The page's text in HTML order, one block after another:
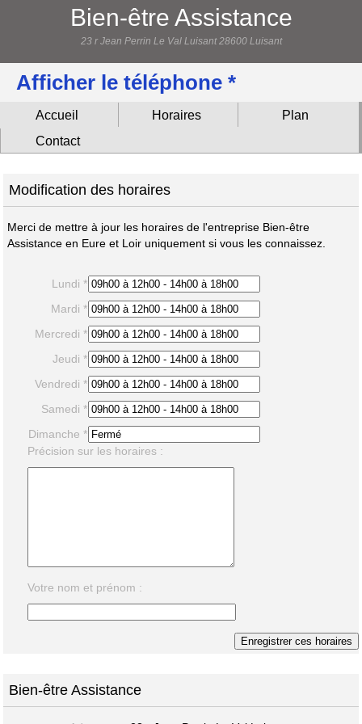
Bien-être Assistance
23 r Jean Perrin Le Val Luisant 28600 Luisant
Afficher le téléphone *
Accueil Horaires
Plan
Contact
Modification des horaires
Merci de mettre à jour les horaires de l'entreprise Bien-être
Assistance en Eure et Loir uniquement si vous les connaissez.
Lundi *
Mardi *
Mercredi *
Jeudi *
Vendredi *
Samedi *
Dimanche *
Précision sur les horaires :
Votre nom et prénom :
Bien-être Assistance